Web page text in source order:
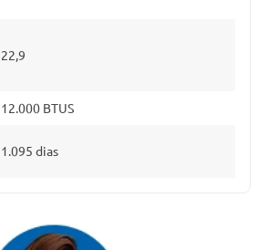
22,9
12.000 BTUS
1.095 dias